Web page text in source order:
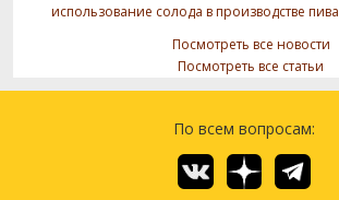
использование солода в производстве пива
Посмотреть все новости
Посмотреть все статьи
По всем вопросам: